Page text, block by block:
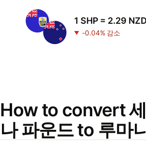
1 SHP = 2.29 NZD
-0.04% 감소
How to convert
나 파운드 to 루마